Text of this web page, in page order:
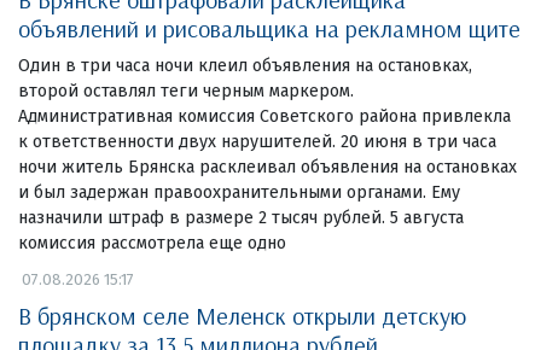
объявлений и рисовальщика на рекламном щите
Один в три часа ночи клеил объявления на остановках,
второй оставлял теги черным маркером.
Административная комиссия Советского района привлекла
к ответственности двух нарушителей. 20 июня в три часа
ночи житель Брянска расклеивал объявления на остановках
и был задержан правоохранительными органами. Ему
назначили штраф в размере 2 тысяч рублей. 5 августа
комиссия рассмотрела еще одно
07.08.2026 15:17
В брянском селе Меленск открыли детскую